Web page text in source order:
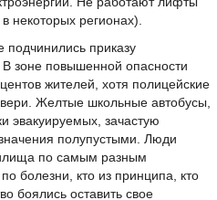
некоторых регионах).
подчинились приказу
зоне повышенной опасности
жителей, хотя полицейские
Желтые школьные автобусы,
эвакуируемых, зачастую
полупустыми. Люди
по самым разным
болезни, кто из принципа, кто
боялись оставить свое